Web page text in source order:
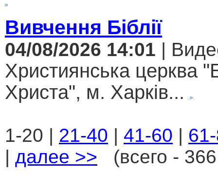
Вивчення Біблії
04/08/2026 14:01 |
Християнська церква
Христа", м. Харків...
1-20 | 21-40 | 41-60 |
| далее >> (всего -